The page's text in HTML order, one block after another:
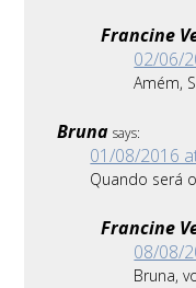
Francine
02/06/
Amém,
Bruna says:
01/08/2016
Quando será
Francine
08/08/
Bruna,